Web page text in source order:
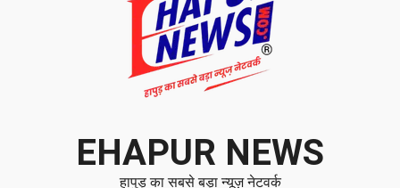
EHAPUR NEWS
हापुड़ का सबसे बड़ा न्यूज़ नेटवर्क